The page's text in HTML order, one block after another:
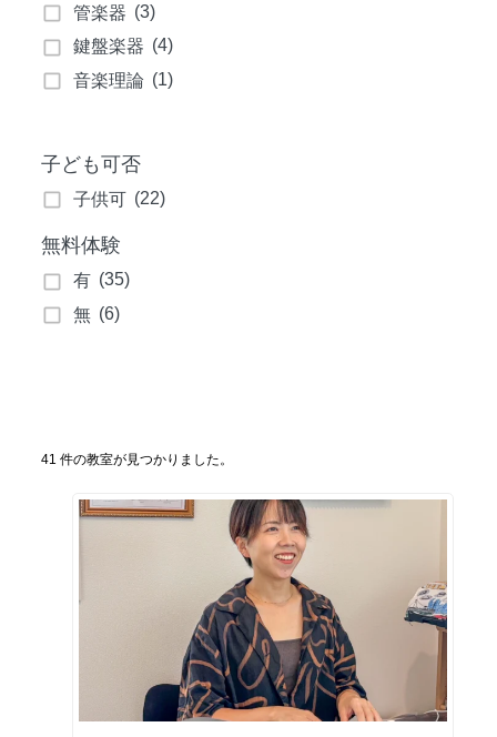
管楽器 (3)
鍵盤楽器 (4)
音楽理論 (1)
子ども可否
子供可 (22)
無料体験
有 (35)
無 (6)
41 件の教室が見つかりました。